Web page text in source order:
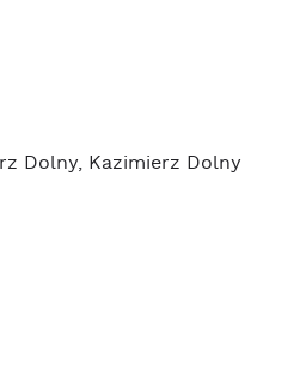
Dolny, Kazimierz Dolny